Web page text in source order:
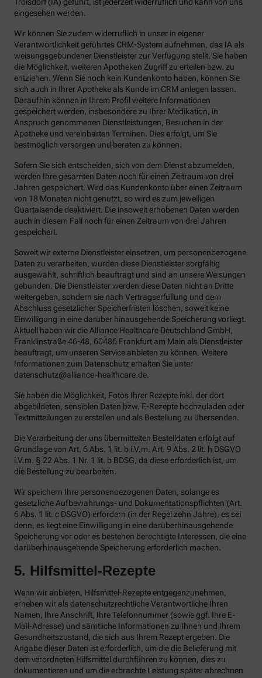
Troisdorf (IA) geführt, ist jederzeit widerruflich und kann von uns
eingesehen werden.
Wir können Sie zudem widerruflich in unser in eigener
Verantwortlichkeit geführtes CRM-System aufnehmen, das IA als
weisungsgebundener Dienstleister zur Verfügung stellt. Sie haben
die Möglichkeit, weiteren Apotheken Zugriff zu erteilen bzw. zu
entziehen. Wenn Sie noch kein Kundenkonto haben, können Sie
sich auch in Ihrer Apotheke als Kunde im CRM anlegen lassen.
Daraufhin können in Ihrem Profil weitere Informationen
gespeichert werden, insbesondere zu Ihrer Medikation, in
Anspruch genommenen Dienstleistungen, Besuchen in der
Apotheke und vereinbarten Terminen. Dies erfolgt, um Sie
bestmöglich versorgen und beraten zu können.
Sofern Sie sich entscheiden, sich von dem Dienst abzumelden,
werden Ihre gesamten Daten noch für einen Zeitraum von drei
Jahren gespeichert. Wird das Kundenkonto über einen Zeitraum
von 18 Monaten nicht genutzt, so wird es zum jeweiligen
Quartalsende deaktiviert. Die insoweit erhobenen Daten werden
auch in diesem Fall noch für einen Zeitraum von drei Jahren
gespeichert.
Soweit wir externe Dienstleister einsetzen, um personenbezogene
Daten zu verarbeiten, wurden diese Dienstleister sorgfältig
ausgewählt, schriftlich beauftragt und sind an unsere Weisungen
gebunden. Die Dienstleister werden diese Daten nicht an Dritte
weitergeben, sondern sie nach Vertragserfüllung und dem
Abschluss gesetzlicher Speicherfristen löschen, soweit keine
Einwilligung in eine darüber hinausgehende Speicherung vorliegt.
Aktuell haben wir die Alliance Healthcare Deutschland GmbH,
Franklinstraße 46-48, 60486 Frankfurt am Main als Dienstleister
beauftragt, um unseren Service anbieten zu können. Weitere
Informationen zum Datenschutz erhalten Sie unter
datenschutz@alliance-healthcare.de.
Sie haben die Möglichkeit, Fotos Ihrer Rezepte inkl. der dort
abgebildeten, sensiblen Daten bzw. E-Rezepte hochzuladen oder
Textmitteilungen zu erstellen und als Bestellung zu übersenden.
Die Verarbeitung der uns übermittelten Bestelldaten erfolgt auf
Grundlage von Art. 6 Abs. 1 lit. b i.V.m. Art. 9 Abs. 2 lit. h DSGVO
i.V.m. § 22 Abs. 1 Nr. 1 lit. b BDSG, da diese erforderlich ist, um
die Bestellung zu bearbeiten.
Wir speichern Ihre personenbezogenen Daten, solange es
gesetzliche Aufbewahrungs- und Dokumentationspflichten (Art.
6 Abs. 1 lit. c DSGVO) erfordern (in der Regel zehn Jahre), es sei
denn, es liegt eine Einwilligung in eine darüberhinausgehende
Speicherung vor oder es bestehen berechtigte Interessen, die eine
darüberhinausgehende Speicherung erforderlich machen.
5. Hilfsmittel-Rezepte
Wenn wir anbieten, Hilfsmittel-Rezepte entgegenzunehmen,
erheben wir als datenschutzrechtliche Verantwortliche Ihren
Namen, Ihre Anschrift, Ihre Telefonnummer (sowie ggf. Ihre E-
Mail-Adresse) und sämtliche Informationen zu Ihnen und Ihrem
Gesundheitszustand, die sich aus Ihrem Rezept ergeben. Die
Angabe dieser Daten ist erforderlich, um die die Belieferung mit
dem verordneten Hilfsmittel durchführen zu können, dies zu
dokumentieren und um die erbrachte Leistung später abrechnen